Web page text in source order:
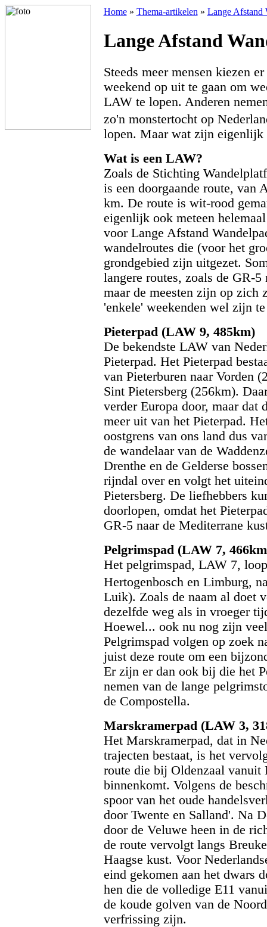
Home» Thema-artikelen » Lange Afstand
Lange Afstand
Steeds meer mensen kiezen
weekend op uit te gaan om
LAW te lopen. Anderen
zo'n monstertocht op
lopen. Maar wat zijn eigenlijk
Wat is een LAW?
Zoals de Stichting
is een doorgaande route, van
km. De route is wit-rood
eigenlijk ook meteen
voor Lange Afstand
wandelroutes die (voor het
grondgebied zijn uitgezet.
langere routes, zoals de GR-
maar de meesten zijn op zich
'enkele' weekenden wel zijn
Pieterpad (LAW 9, 485km)
De bekendste LAW van
Pieterpad. Het Pieterpad
van Pieterburen naar Vorden
Sint Pietersberg (256km).
verder Europa door, maar dat
meer uit van het Pieterpad.
oostgrens van ons land dus
de wandelaar van de
Drenthe en de Gelderse
rijndal over en volgt het
Pietersberg. De liefhebbers
doorlopen, omdat het
GR-5 naar de Mediterrane
Pelgrimspad (LAW 7,
Het pelgrimspad, LAW 7,
Hertogenbosch en Limburg,
Luik). Zoals de naam al doet
dezelfde weg als in vroeger
Hoewel... ook nu nog zijn
Pelgrimspad volgen op zoek
juist deze route om een
Er zijn er dan ook bij die het
nemen van de lange
de Compostella.
Marskramerpad (LAW 3,
Het Marskramerpad, dat in
trajecten bestaat, is het
route die bij Oldenzaal vanuit
binnenkomt. Volgens de
spoor van het oude
door Twente en Salland'. Na
door de Veluwe heen in de
de route vervolgt langs
Haagse kust. Voor
eind gekomen aan het dwars
hen die de volledige E11
de koude golven van de
verfrissing zijn.